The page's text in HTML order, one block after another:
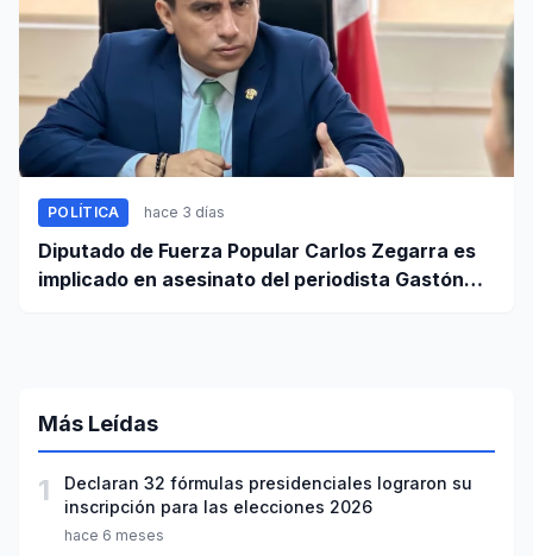
POLÍTICA hace 3 días
Diputado de Fuerza Popular Carlos Zegarra es
implicado en asesinato del periodista Gastón
Más Leídas
1
Declaran 32 fórmulas presidenciales lograron su
inscripción para las elecciones 2026
hace 6 meses